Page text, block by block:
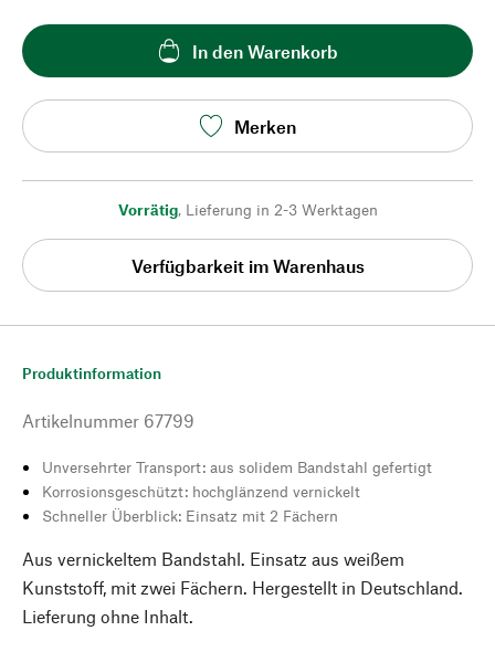
In den Warenkorb
Merken
Vorrätig, Lieferung in 2-3 Werktagen
Verfügbarkeit im Warenhaus
Produktinformation
Artikelnummer 67799
Unversehrter Transport: aus solidem Bandstahl gefertigt
Korrosionsgeschützt: hochglänzend vernickelt
Schneller Überblick: Einsatz mit 2 Fächern
Aus vernickeltem Bandstahl. Einsatz aus weißem
Kunststoff, mit zwei Fächern. Hergestellt in Deutschland.
Lieferung ohne Inhalt.